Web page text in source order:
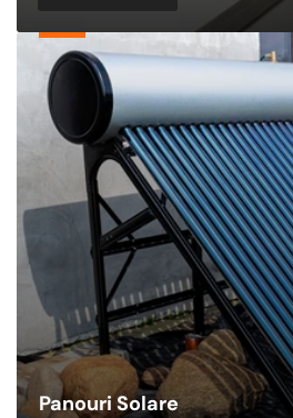
Panouri
Solare
Panouri Solare